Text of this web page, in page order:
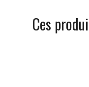
Ces